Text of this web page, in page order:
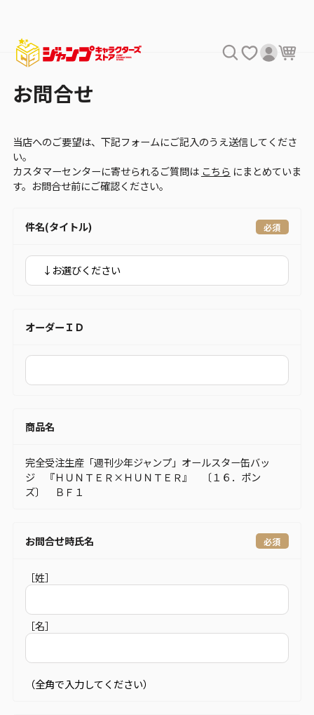
お問合せ
当店へのご要望は、下記フォームにご記入のうえ送信してくださ
い。
カスタマーセンターに寄せられるご質問は こちら にまとめていま
す。お問合せ前にご確認ください。
件名(タイトル)
オーダーＩＤ
商品名
完全受注生産「週刊少年ジャンプ」オールスター缶バッ
ジ 『ＨＵＮＴＥＲ×ＨＵＮＴＥＲ』 〔１６．ポン
ズ〕 ＢＦ１
お問合せ時氏名
［姓］
［名］
（全角で入力してください）